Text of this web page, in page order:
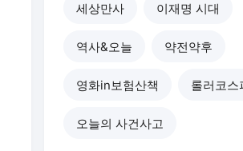
세상만사 이재명 시대
역사&오늘 약전약후
영화in보험산책 롤러코스
오늘의 사건사고